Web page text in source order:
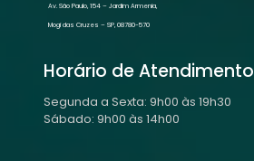
Av. São Paulo, 154 – Jardim Armenia,
Mogi das Cruzes – SP, 08780-570
Horário de Atendimento
Segunda a Sexta: 9h00 às 19h30
Sábado: 9h00 às 14h00